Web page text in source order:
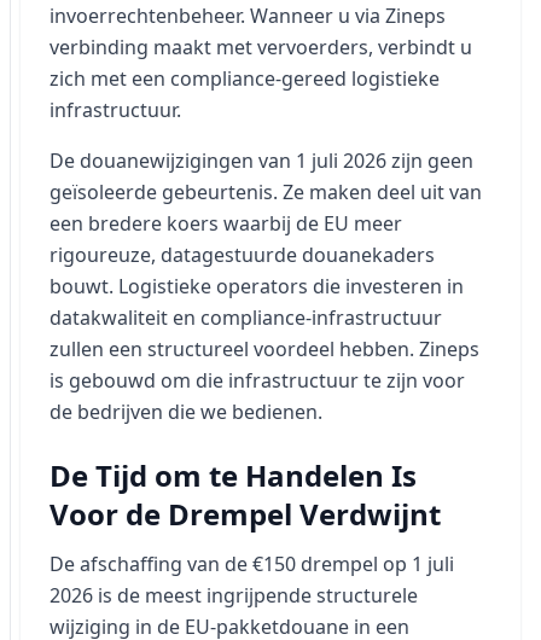
invoerrechtenbeheer. Wanneer u via Zineps
verbinding maakt met vervoerders, verbindt u
zich met een compliance-gereed logistieke
infrastructuur.
De douanewijzigingen van 1 juli 2026 zijn geen
geïsoleerde gebeurtenis. Ze maken deel uit van
een bredere koers waarbij de EU meer
rigoureuze, datagestuurde douanekaders
bouwt. Logistieke operators die investeren in
datakwaliteit en compliance-infrastructuur
zullen een structureel voordeel hebben. Zineps
is gebouwd om die infrastructuur te zijn voor
de bedrijven die we bedienen.
De Tijd om te Handelen Is
Voor de Drempel Verdwijnt
De afschaffing van de €150 drempel op 1 juli
2026 is de meest ingrijpende structurele
wijziging in de EU-pakketdouane in een